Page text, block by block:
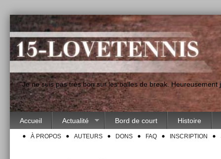
"Je ne suis pas très bon sur les balles de break.
Accueil Actualité Bord de court Histoire
À PROPOS AUTEURS DONS FAQ INSCRIPTION